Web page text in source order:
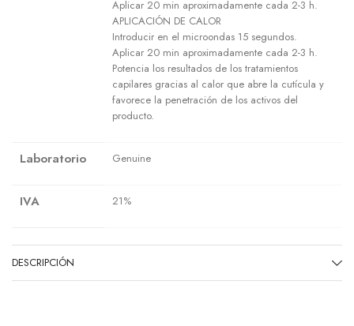
Aplicar 20 min aproximadamente cada 2-3 h.
APLICACIÓN DE CALOR
Introducir en el microondas 15 segundos.
Aplicar 20 min aproximadamente cada 2-3 h.
Potencia los resultados de los tratamientos
capilares gracias al calor que abre la cutícula y
favorece la penetración de los activos del
producto.
Laboratorio Genuine
IVA 21%
DESCRIPCIÓN